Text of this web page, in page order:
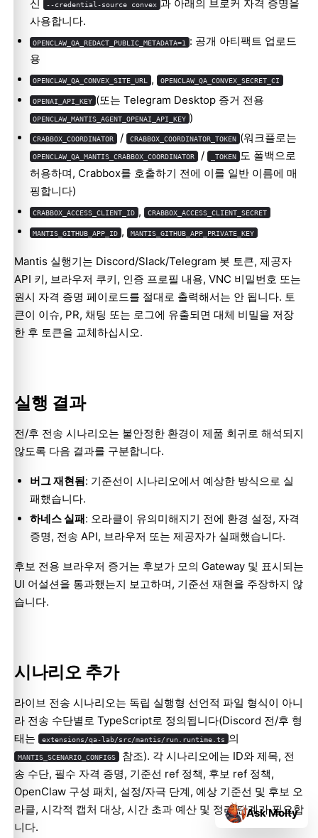
신
--credential-source convex 과 아래의 브로커 자격 증명을
사용합니다.
OPENCLAW_QA_REDACT_PUBLIC_METADATA=1
: 공개 아티팩트 업로드
용
OPENCLAW_QA_CONVEX_SITE_URL , OPENCLAW_QA_CONVEX_SECRET_CI
OPENAI_API_KEY (또는 Telegram Desktop 증거 전용
OPENCLAW_MANTIS_AGENT_OPENAI_API_KEY )
CRABBOX_COORDINATOR / CRABBOX_COORDINATOR_TOKEN (워크플로는
OPENCLAW_QA_MANTIS_CRABBOX_COORDINATOR / _TOKEN 도 폴백으로
허용하며, Crabbox를 호출하기 전에 이를 일반 이름에 매
핑합니다)
CRABBOX_ACCESS_CLIENT_ID , CRABBOX_ACCESS_CLIENT_SECRET
MANTIS_GITHUB_APP_ID , MANTIS_GITHUB_APP_PRIVATE_KEY
Mantis 실행기는 Discord/Slack/Telegram 봇 토큰, 제공자
API 키, 브라우저 쿠키, 인증 프로필 내용, VNC 비밀번호 또는
원시 자격 증명 페이로드를 절대로 출력해서는 안 됩니다. 토
큰이 이슈, PR, 채팅 또는 로그에 유출되면 대체 비밀을 저장
한 후 토큰을 교체하십시오.
실행 결과
전/후 전송 시나리오는 불안정한 환경이 제품 회귀로 해석되지
않도록 다음 결과를 구분합니다.
버그 재현됨: 기준선이 시나리오에서 예상한 방식으로 실
패했습니다.
하네스 실패: 오라클이 유의미해지기 전에 환경 설정, 자격
증명, 전송 API, 브라우저 또는 제공자가 실패했습니다.
후보 전용 브라우저 증거는 후보가 모의 Gateway 및 표시되는
UI 어설션을 통과했는지 보고하며, 기준선 재현을 주장하지 않
습니다.
시나리오 추가
라이브 전송 시나리오는 독립 실행형 선언적 파일 형식이 아니
라 전송 수단별로 TypeScript로 정의됩니다(Discord 전/후 형
태는
extensions/qa-lab/src/mantis/run.runtime.ts 의
MANTIS_SCENARIO_CONFIGS 참조). 각 시나리오에는 ID와 제목, 전
송 수단, 필수 자격 증명, 기준선 ref 정책, 후보 ref 정책,
OpenClaw 구성 패치, 설정/자극 단계, 예상 기준선 및 후보 오
라클, 시각적 캡처 대상, 시간 초과 예산 및 정리 단계가 필요합
니다.
Ask Molty